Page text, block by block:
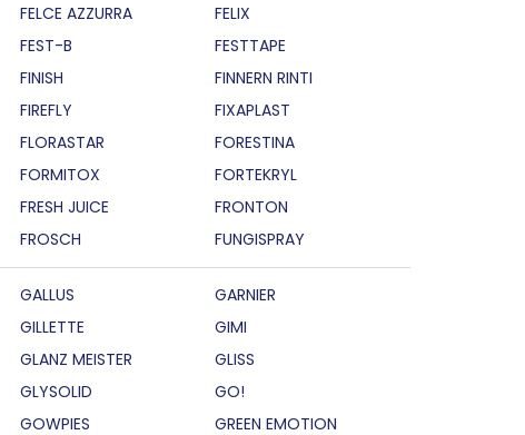
FELCE AZZURRA
FELIX
FEST-B
FESTTAPE
FINISH
FINNERN RINTI
FIREFLY
FIXAPLAST
FLORASTAR
FORESTINA
FORMITOX
FORTEKRYL
FRESH JUICE
FRONTON
FROSCH FUNGISPRAY
GALLUS
GARNIER
GILLETTE
GIMI
GLANZ MEISTER
GLISS
GLYSOLID
GO!
GOWPIES GREEN EMOTION